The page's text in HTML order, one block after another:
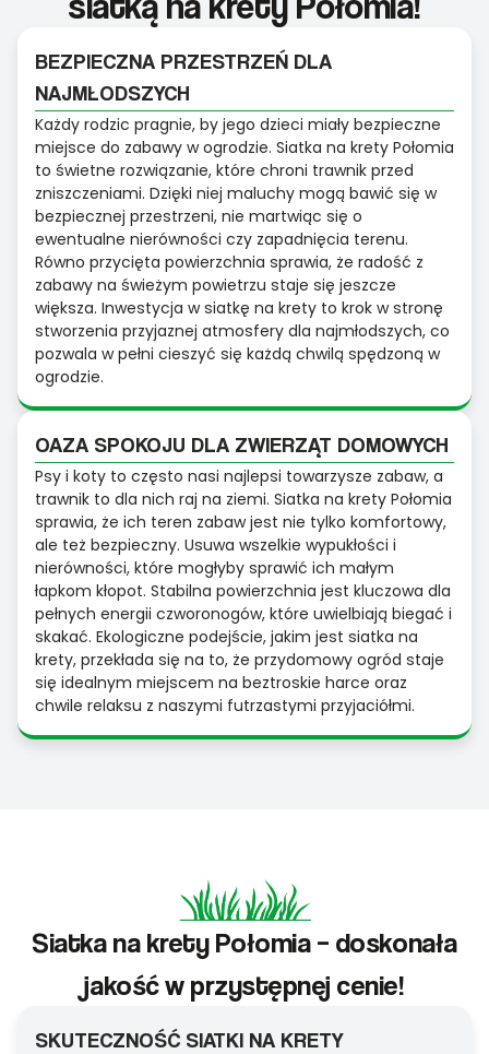
BEZPIECZNA PRZESTRZEŃ DLA
NAJMŁODSZYCH
Każdy rodzic pragnie, by jego dzieci miały bezpieczne
miejsce do zabawy w ogrodzie. Siatka na krety Połomia
to świetne rozwiązanie, które chroni trawnik przed
zniszczeniami. Dzięki niej maluchy mogą bawić się w
bezpiecznej przestrzeni, nie martwiąc się o
ewentualne nierówności czy zapadnięcia terenu.
Równo przycięta powierzchnia sprawia, że radość z
zabawy na świeżym powietrzu staje się jeszcze
większa. Inwestycja w siatkę na krety to krok w stronę
stworzenia przyjaznej atmosfery dla najmłodszych, co
pozwala w pełni cieszyć się każdą chwilą spędzoną w
ogrodzie.
OAZA SPOKOJU DLA ZWIERZĄT DOMOWYCH
Psy i koty to często nasi najlepsi towarzysze zabaw, a
trawnik to dla nich raj na ziemi. Siatka na krety Połomia
sprawia, że ich teren zabaw jest nie tylko komfortowy,
ale też bezpieczny. Usuwa wszelkie wypukłości i
nierówności, które mogłyby sprawić ich małym
łapkom kłopot. Stabilna powierzchnia jest kluczowa dla
pełnych energii czworonogów, które uwielbiają biegać i
skakać. Ekologiczne podejście, jakim jest siatka na
krety, przekłada się na to, że przydomowy ogród staje
się idealnym miejscem na beztroskie harce oraz
chwile relaksu z naszymi futrzastymi przyjaciółmi.
Siatka na krety Połomia – doskonała
jakość w przystępnej cenie!
SKUTECZNOŚĆ SIATKI NA KRETY